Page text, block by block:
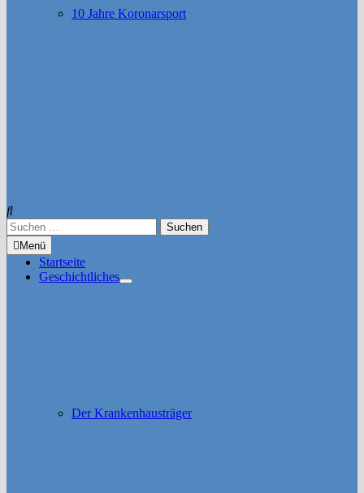
10 Jahre Koronarsport
Suchen
nach:Menü
Startseite
Geschichtliches
Untermenü
Der Krankenhausträger